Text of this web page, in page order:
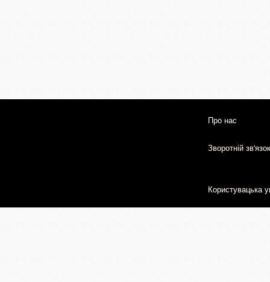
Про нас
Зворотній зв'язок
Користувацька